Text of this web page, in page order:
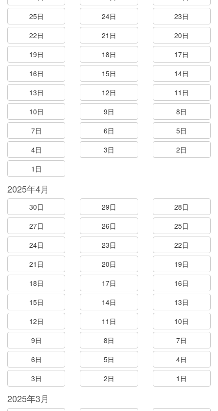
25日
24日
23日
22日
21日
20日
19日
18日
17日
16日
15日
14日
13日
12日
11日
10日
9日
8日
7日
6日
5日
4日
3日
2日
1日
2025年4月
30日 29日
28日
27日
26日
25日
24日
23日
22日
21日
20日
19日
18日
17日
16日
15日
14日
13日
12日
11日
10日
9日
8日
7日
6日
5日
4日
3日
2日 1日
2025年3月